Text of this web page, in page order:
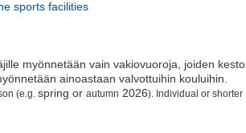
sports facilities
myönnetään vain vakiovuoroja, joiden kesto
ainoastaan valvottuihin kouluihin.
(e.g. spring or autumn 2026). Individual or shorter